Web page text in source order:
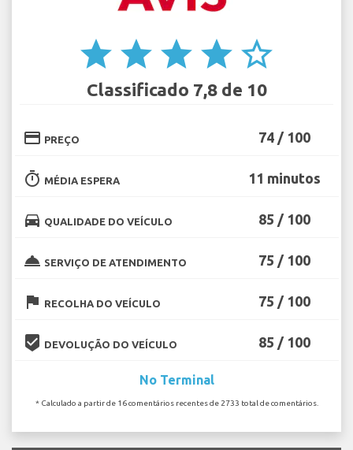
star star star star star_border
Classificado 7,8 de 10
credit_card PREÇO 74 / 100
timer MÉDIA ESPERA 11 minutos
directions_car QUALIDADE DO VEÍCULO 85 / 100
room_service SERVIÇO DE ATENDIMENTO 75 / 100
flag RECOLHA DO VEÍCULO 75 / 100
beenhere DEVOLUÇÃO DO VEÍCULO 85 / 100
No Terminal
* Calculado a partir de 16 comentários recentes de 2733 total de comentários.